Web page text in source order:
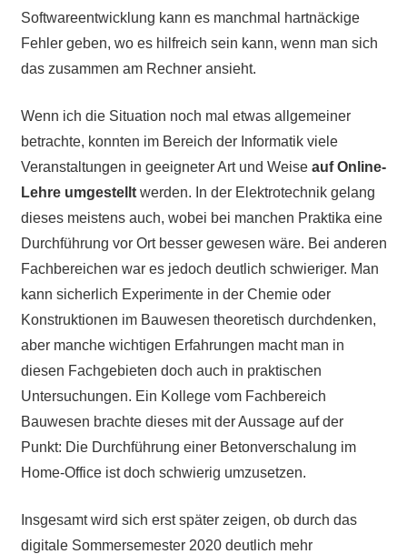
Softwareentwicklung kann es manchmal hartnäckige
Fehler geben, wo es hilfreich sein kann, wenn man sich
das zusammen am Rechner ansieht.
Wenn ich die Situation noch mal etwas allgemeiner
betrachte, konnten im Bereich der Informatik viele
Veranstaltungen in geeigneter Art und Weiseauf Online-
Lehre umgestelltwerden. In der Elektrotechnik gelang
dieses meistens auch, wobei bei manchen Praktika eine
Durchführung vor Ort besser gewesen wäre. Bei anderen
Fachbereichen war es jedoch deutlich schwieriger. Man
kann sicherlich Experimente in der Chemie oder
Konstruktionen im Bauwesen theoretisch durchdenken,
aber manche wichtigen Erfahrungen macht man in
diesen Fachgebieten doch auch in praktischen
Untersuchungen. Ein Kollege vom Fachbereich
Bauwesen brachte dieses mit der Aussage auf der
Punkt: Die Durchführung einer Betonverschalung im
Home-Office ist doch schwierig umzusetzen.
Insgesamt wird sich erst später zeigen, ob durch das
digitale Sommersemester 2020 deutlich mehr